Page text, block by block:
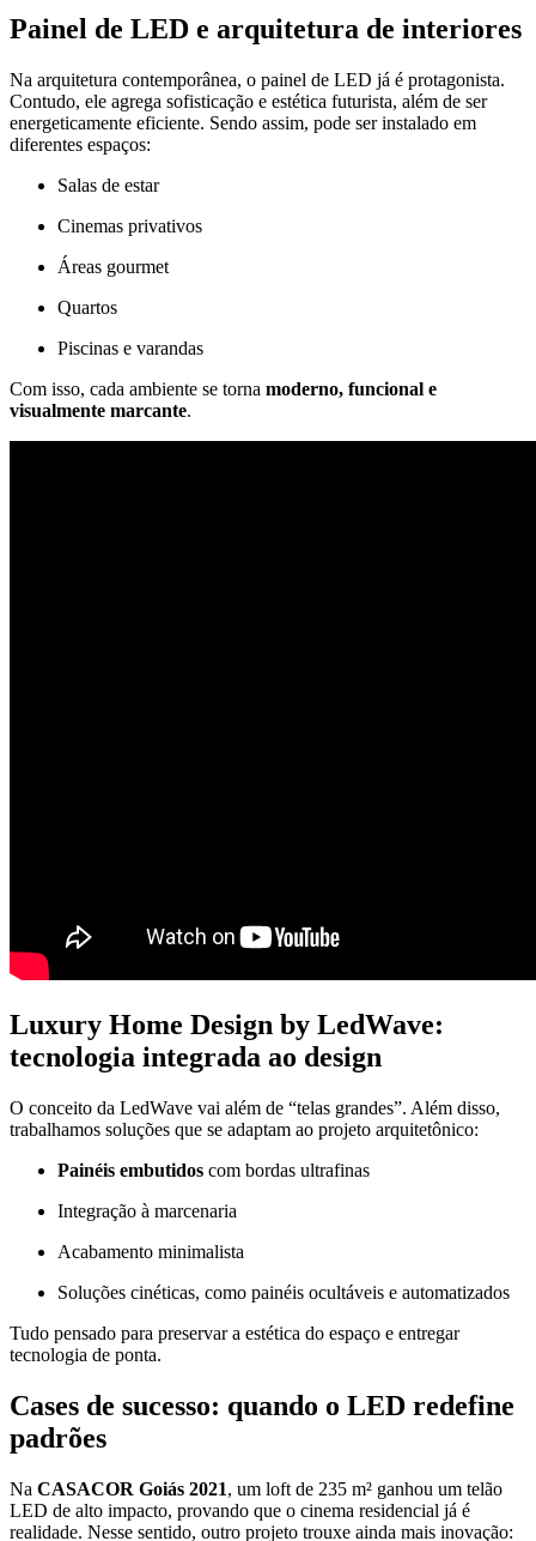
Painel de LED e arquitetura de interiores
Na arquitetura contemporânea, o painel de LED já é protagonista.
Contudo, ele agrega sofisticação e estética futurista, além de ser
energeticamente eficiente. Sendo assim, pode ser instalado em
diferentes espaços:
Salas de estar
Cinemas privativos
Áreas gourmet
Quartos
Piscinas e varandas
Com isso, cada ambiente se torna moderno, funcional e
visualmente marcante.
Luxury Home Design by LedWave:
tecnologia integrada ao design
O conceito da LedWave vai além de “telas grandes”. Além disso,
trabalhamos soluções que se adaptam ao projeto arquitetônico:
Painéis embutidos com bordas ultrafinas
Integração à marcenaria
Acabamento minimalista
Soluções cinéticas, como painéis ocultáveis e automatizados
Tudo pensado para preservar a estética do espaço e entregar
tecnologia de ponta.
Cases de sucesso: quando o LED redefine
padrões
Na CASACOR Goiás 2021, um loft de 235 m² ganhou um telão
LED de alto impacto, provando que o cinema residencial já é
realidade. Nesse sentido, outro projeto trouxe ainda mais inovação: